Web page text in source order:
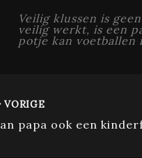
Veilig klussen is
veilig werkt, is een
potje kan voetballen
VORIGE